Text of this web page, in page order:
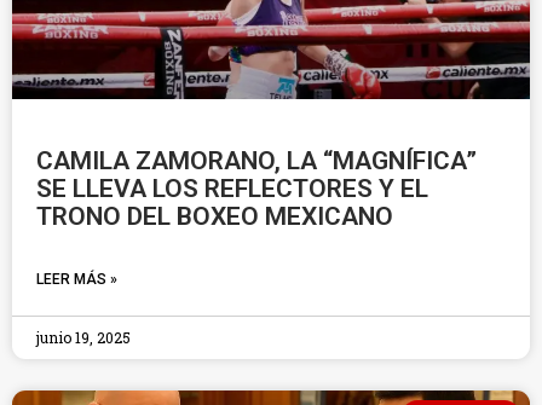
CAMILA ZAMORANO, LA “MAGNÍFICA”
SE LLEVA LOS REFLECTORES Y EL
TRONO DEL BOXEO MEXICANO
LEER MÁS »
junio 19, 2025